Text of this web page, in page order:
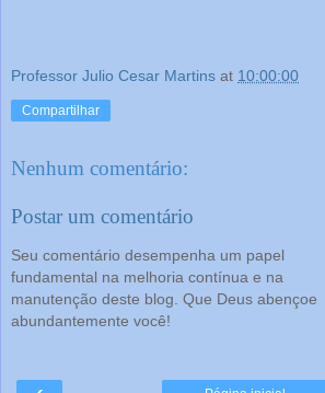
Professor Julio Cesar Martins at 10:00:00
Compartilhar
Nenhum comentário:
Postar um comentário
Seu comentário desempenha um papel
fundamental na melhoria contínua e na
manutenção deste blog. Que Deus abençoe
abundantemente você!